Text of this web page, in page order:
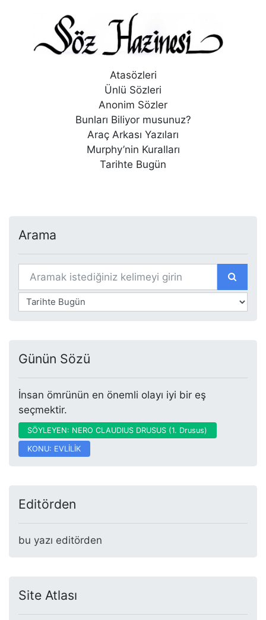
Atasözleri
Ünlü Sözleri
Anonim Sözler
Bunları Biliyor musunuz?
Araç Arkası Yazıları
Murphy’nin Kuralları
Tarihte Bugün
Arama
Günün Sözü
İnsan ömrünün en önemli olayı iyi bir eş
seçmektir.
SÖYLEYEN: NERO CLAUDIUS DRUSUS (1. Drusus)
KONU: EVLİLİK
Editörden
bu yazı editörden
Site Atlası